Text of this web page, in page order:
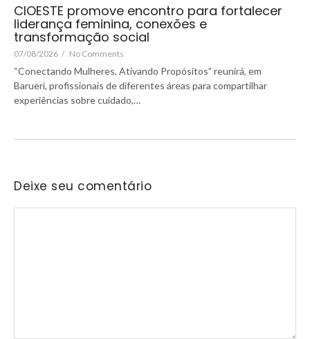
CIOESTE promove encontro para fortalecer
liderança feminina, conexões e
transformação social
07/08/2026 / No Comments
“Conectando Mulheres, Ativando Propósitos” reunirá, em
Barueri, profissionais de diferentes áreas para compartilhar
experiências sobre cuidado,…
Deixe seu comentário